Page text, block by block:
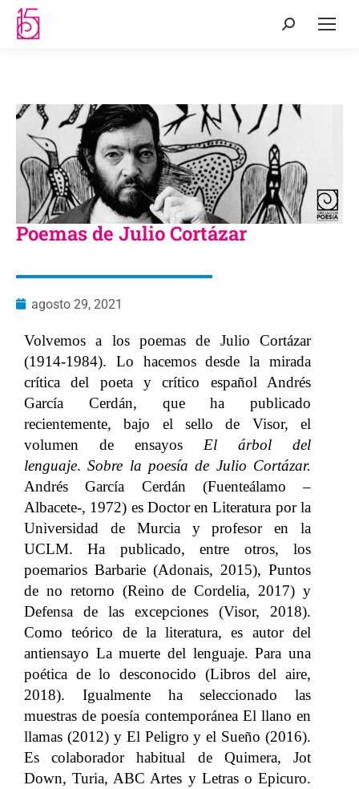
Poemas de Julio Cortázar
agosto 29, 2021
Volvemos a los poemas de Julio Cortázar
(1914-1984). Lo hacemos desde la mirada
crítica del poeta y crítico español Andrés
García Cerdán, que ha publicado
recientemente, bajo el sello de Visor, el
volumen de ensayos El árbol del
lenguaje.Sobre la poesía de Julio Cortázar.
Andrés García Cerdán (Fuenteálamo –
Albacete-, 1972) es Doctor en Literatura por la
Universidad de Murcia y profesor en la
UCLM. Ha publicado, entre otros, los
poemarios Barbarie (Adonais, 2015), Puntos
de no retorno (Reino de Cordelia, 2017) y
Defensa de las excepciones (Visor, 2018).
Como teórico de la literatura, es autor del
antiensayo La muerte del lenguaje. Para una
poética de lo desconocido (Libros del aire,
2018). Igualmente ha seleccionado las
muestras de poesía contemporánea El llano en
llamas (2012) y El Peligro y el Sueño (2016).
Es colaborador habitual de Quimera, Jot
Down, Turia, ABC Artes y Letras o Epicuro.